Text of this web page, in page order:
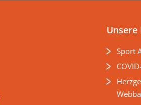
Unsere
Sport